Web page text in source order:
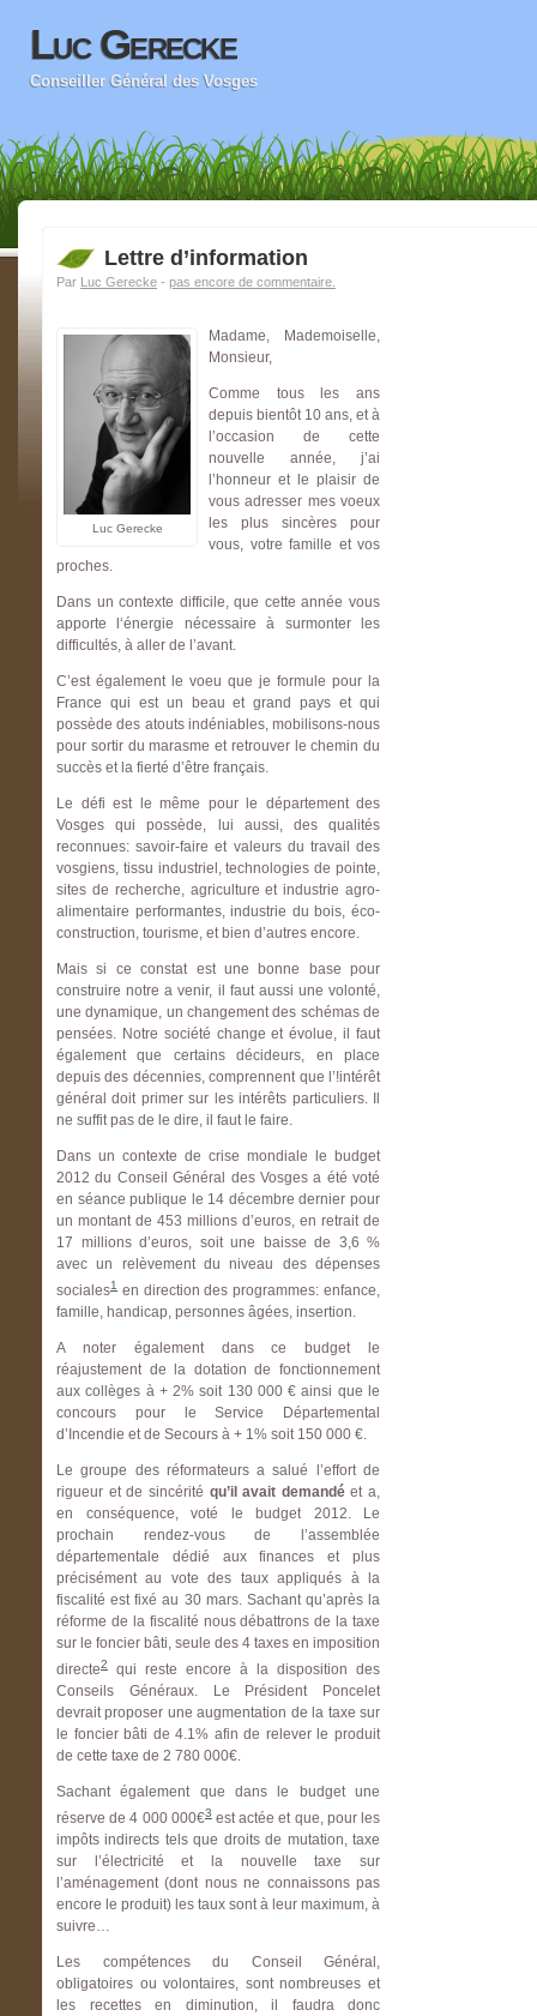
Luc Gerecke
Conseiller Général des Vosges
Lettre d’information
Par Luc Gerecke - pas encore de commentaire.
Luc Gerecke
Madame, Mademoiselle,
Monsieur,
Comme tous les ans
depuis bientôt 10 ans, et à
l’occasion de cette
nouvelle année, j’ai
l’honneur et le plaisir de
vous adresser mes voeux
les plus sincères pour
vous, votre famille et vos
proches.
Dans un contexte difficile, que cette année vous
apporte l‘énergie nécessaire à surmonter les
difficultés, à aller de l’avant.
C’est également le voeu que je formule pour la
France qui est un beau et grand pays et qui
possède des atouts indéniables, mobilisons-nous
pour sortir du marasme et retrouver le chemin du
succès et la fierté d’être français.
Le défi est le même pour le département des
Vosges qui possède, lui aussi, des qualités
reconnues: savoir-faire et valeurs du travail des
vosgiens, tissu industriel, technologies de pointe,
sites de recherche, agriculture et industrie agro-
alimentaire performantes, industrie du bois, éco-
construction, tourisme, et bien d’autres encore.
Mais si ce constat est une bonne base pour
construire notre a venir, il faut aussi une volonté,
une dynamique, un changement des schémas de
pensées. Notre société change et évolue, il faut
également que certains décideurs, en place
depuis des décennies, comprennent que l’!intérêt
général doit primer sur les intérêts particuliers. Il
ne suffit pas de le dire, il faut le faire.
Dans un contexte de crise mondiale le budget
2012 du Conseil Général des Vosges a été voté
en séance publique le 14 décembre dernier pour
un montant de 453 millions d’euros, en retrait de
17 millions d’euros, soit une baisse de 3,6 %
avec un relèvement du niveau des dépenses
sociales1 en direction des programmes: enfance,
famille, handicap, personnes âgées, insertion.
A noter également dans ce budget le
réajustement de la dotation de fonctionnement
aux collèges à + 2% soit 130 000 € ainsi que le
concours pour le Service Départemental
d’Incendie et de Secours à + 1% soit 150 000 €.
Le groupe des réformateurs a salué l’effort de
rigueur et de sincérité qu’il avait demandéet a,
en conséquence, voté le budget 2012. Le
prochain rendez-vous de l’assemblée
départementale dédié aux finances et plus
précisément au vote des taux appliqués à la
fiscalité est fixé au 30 mars. Sachant qu’après la
réforme de la fiscalité nous débattrons de la taxe
sur le foncier bâti, seule des 4 taxes en imposition
directe2
qui reste encore à la disposition des
Conseils Généraux. Le Président Poncelet
devrait proposer une augmentation de la taxe sur
le foncier bâti de 4.1% afin de relever le produit
de cette taxe de 2 780 000€.
Sachant également que dans le budget une
réserve de 4 000 000€3est actée et que, pour les
impôts indirects tels que droits de mutation, taxe
sur l’électricité et la nouvelle taxe sur
l’aménagement (dont nous ne connaissons pas
encore le produit) les taux sont à leur maximum, à
suivre…
Les compétences du Conseil Général,
obligatoires ou volontaires, sont nombreuses et
les recettes en diminution, il faudra donc